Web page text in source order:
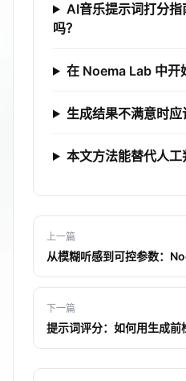
AI音乐提示词打分
吗？
在 Noema Lab 中开
生成结果不满意时应
本文方法能替代人工
上一篇
从模糊听感到可控参数：
下一篇
提示词评分：如何用生成前